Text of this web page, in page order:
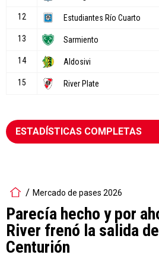
ESTADÍSTICAS COMPLETAS
Mercado de pases 2026
Parecía hecho y por
River frenó la salida
Centurión